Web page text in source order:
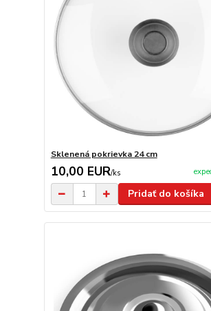
Sklenená pokrievka 24 cm
10,00 EUR/ks
Pridať do košíka